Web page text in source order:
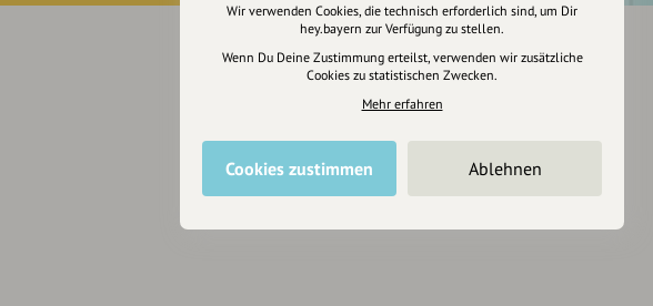
Wir verwenden Cookies, die technisch erforderlich sind, um Dir
hey.bayern zur Verfügung zu stellen.
Wenn Du Deine Zustimmung erteilst, verwenden wir zusätzliche
Cookies zu statistischen Zwecken.
Mehr erfahren
Cookies zustimmen Ablehnen